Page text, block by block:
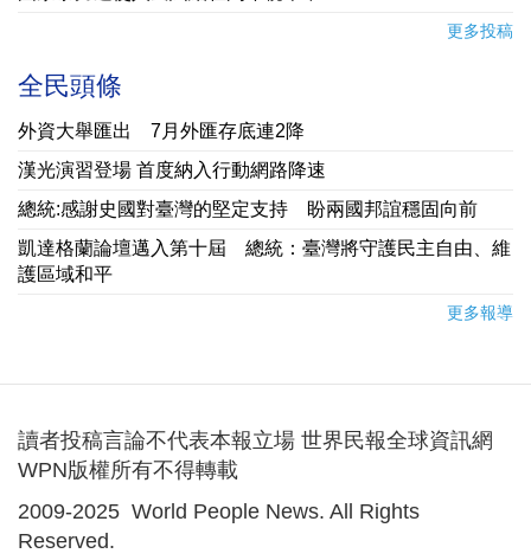
更多投稿
全民頭條
外資大舉匯出 7月外匯存底連2降
漢光演習登場 首度納入行動網路降速
總統:感謝史國對臺灣的堅定支持 盼兩國邦誼穩固向前
凱達格蘭論壇邁入第十屆 總統：臺灣將守護民主自由、維
護區域和平
更多報導
讀者投稿言論不代表本報立場 世界民報全球資訊網
WPN版權所有不得轉載
2009-2025 World People News. All Rights
Reserved.